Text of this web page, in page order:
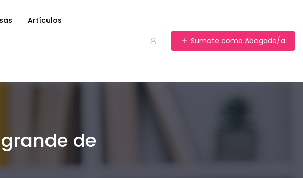
Artículos
Sumate como Abogado/a
de